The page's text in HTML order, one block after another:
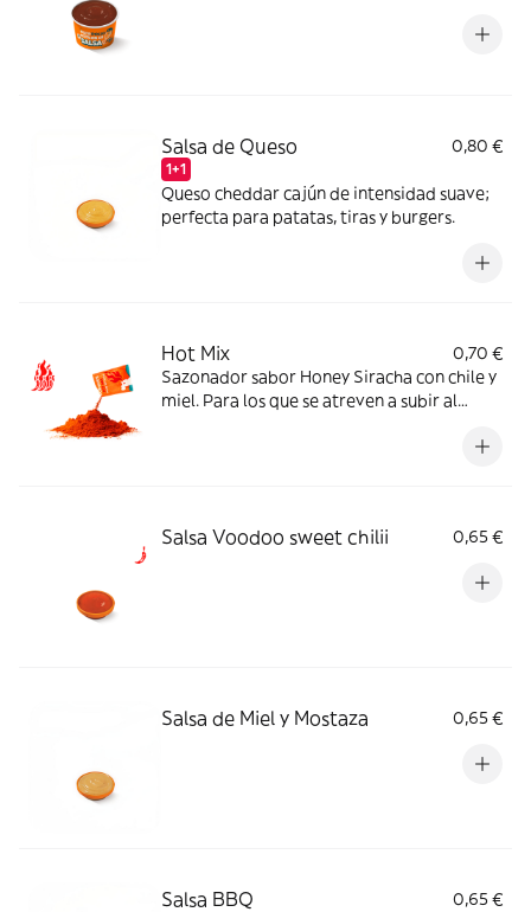
Salsa de Queso
1+1
0,80 €
Queso cheddar cajún de intensidad suave;
perfecta para patatas, tiras y burgers.
Hot Mix
0,70 €
Sazonador sabor Honey Siracha con chile y
miel. Para los que se atreven a subir al
Salsa Voodoo sweet chilii 0,65 €
Salsa de Miel y Mostaza 0,65 €
Salsa BBQ 0,65 €